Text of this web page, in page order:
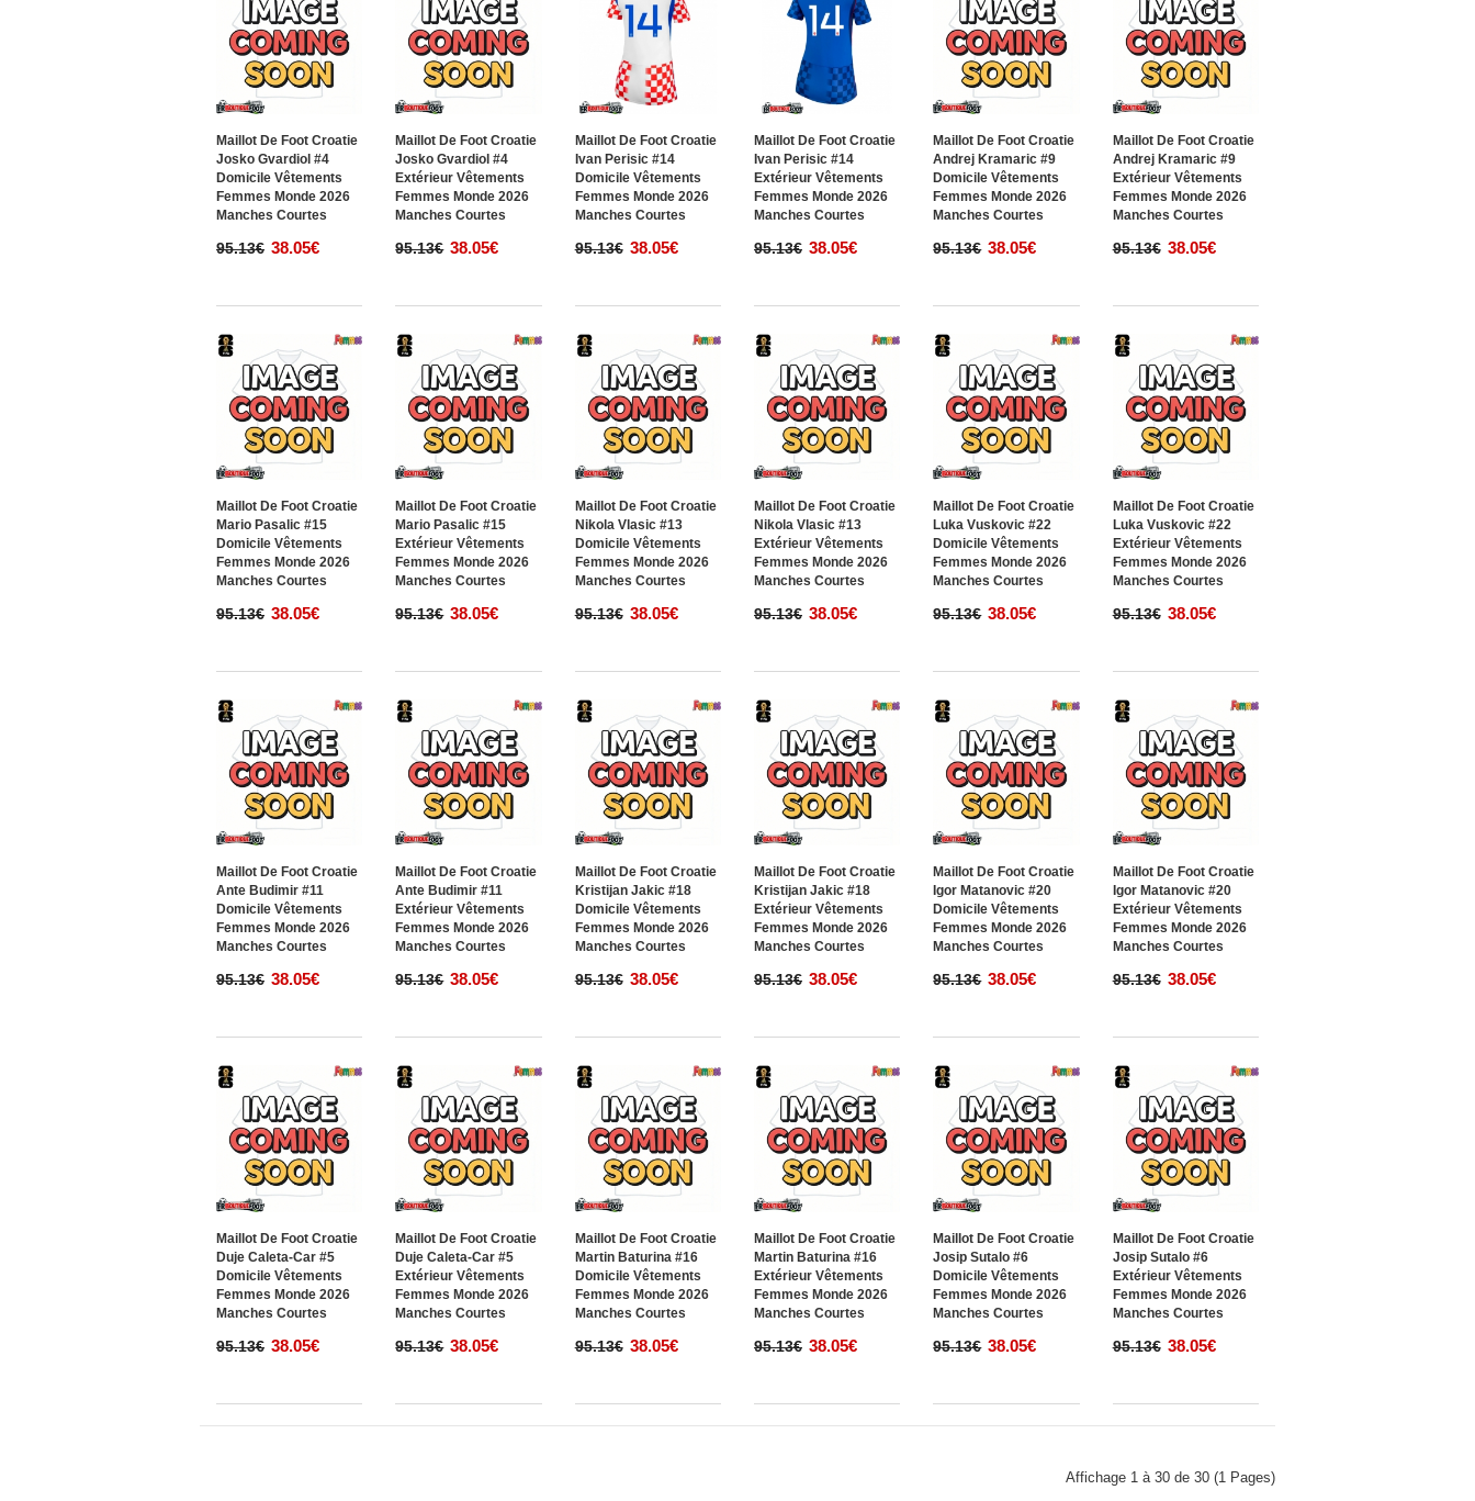
Maillot De Foot Croatie
Josko Gvardiol #4
Domicile Vêtements
Femmes Monde 2026
Manches Courtes
95.13€ 38.05€
Maillot De Foot Croatie
Josko Gvardiol #4
Extérieur Vêtements
Femmes Monde 2026
Manches Courtes
95.13€ 38.05€
Maillot De Foot Croatie
Ivan Perisic #14
Domicile Vêtements
Femmes Monde 2026
Manches Courtes
95.13€ 38.05€
Maillot De Foot Croatie
Ivan Perisic #14
Extérieur Vêtements
Femmes Monde 2026
Manches Courtes
95.13€ 38.05€
Maillot De Foot Croatie
Andrej Kramaric #9
Domicile Vêtements
Femmes Monde 2026
Manches Courtes
95.13€ 38.05€
Maillot De Foot Croatie
Andrej Kramaric #9
Extérieur Vêtements
Femmes Monde 2026
Manches Courtes
95.13€ 38.05€
Maillot De Foot Croatie
Mario Pasalic #15
Domicile Vêtements
Femmes Monde 2026
Manches Courtes
95.13€ 38.05€
Maillot De Foot Croatie
Mario Pasalic #15
Extérieur Vêtements
Femmes Monde 2026
Manches Courtes
95.13€ 38.05€
Maillot De Foot Croatie
Nikola Vlasic #13
Domicile Vêtements
Femmes Monde 2026
Manches Courtes
95.13€ 38.05€
Maillot De Foot Croatie
Nikola Vlasic #13
Extérieur Vêtements
Femmes Monde 2026
Manches Courtes
95.13€ 38.05€
Maillot De Foot Croatie
Luka Vuskovic #22
Domicile Vêtements
Femmes Monde 2026
Manches Courtes
95.13€ 38.05€
Maillot De Foot Croatie
Luka Vuskovic #22
Extérieur Vêtements
Femmes Monde 2026
Manches Courtes
95.13€ 38.05€
Maillot De Foot Croatie
Ante Budimir #11
Domicile Vêtements
Femmes Monde 2026
Manches Courtes
95.13€ 38.05€
Maillot De Foot Croatie
Ante Budimir #11
Extérieur Vêtements
Femmes Monde 2026
Manches Courtes
95.13€ 38.05€
Maillot De Foot Croatie
Kristijan Jakic #18
Domicile Vêtements
Femmes Monde 2026
Manches Courtes
95.13€ 38.05€
Maillot De Foot Croatie
Kristijan Jakic #18
Extérieur Vêtements
Femmes Monde 2026
Manches Courtes
95.13€ 38.05€
Maillot De Foot Croatie
Igor Matanovic #20
Domicile Vêtements
Femmes Monde 2026
Manches Courtes
95.13€ 38.05€
Maillot De Foot Croatie
Igor Matanovic #20
Extérieur Vêtements
Femmes Monde 2026
Manches Courtes
95.13€ 38.05€
Maillot De Foot Croatie
Duje Caleta-Car #5
Domicile Vêtements
Femmes Monde 2026
Manches Courtes
95.13€ 38.05€
Maillot De Foot Croatie
Duje Caleta-Car #5
Extérieur Vêtements
Femmes Monde 2026
Manches Courtes
95.13€ 38.05€
Maillot De Foot Croatie
Martin Baturina #16
Domicile Vêtements
Femmes Monde 2026
Manches Courtes
95.13€ 38.05€
Maillot De Foot Croatie
Martin Baturina #16
Extérieur Vêtements
Femmes Monde 2026
Manches Courtes
95.13€ 38.05€
Maillot De Foot Croatie
Josip Sutalo #6
Domicile Vêtements
Femmes Monde 2026
Manches Courtes
95.13€ 38.05€
Maillot De Foot Croatie
Josip Sutalo #6
Extérieur Vêtements
Femmes Monde 2026
Manches Courtes
95.13€ 38.05€
Affichage 1 à 30 de 30 (1 Pages)